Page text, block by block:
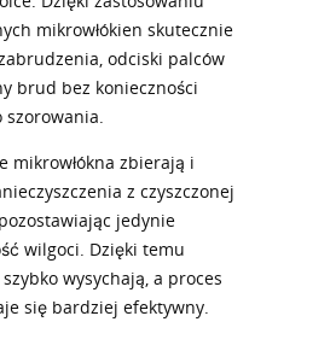
mikrowłókien skutecznie
odciski palców
brud bez konieczności
mikrowłókna zbierają i
z czyszczonej
jedynie
wilgoci. Dzięki temu
wysychają, a proces
się bardziej efektywny.